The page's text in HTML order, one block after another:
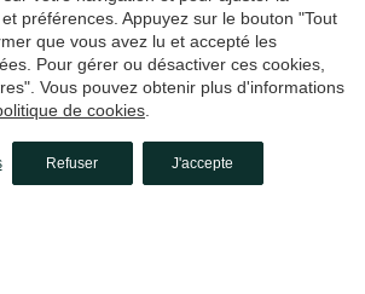
préférences. Appuyez sur le bouton "Tout
que vous avez lu et accepté les
Pour gérer ou désactiver ces cookies,
Vous pouvez obtenir plus d'informations
de cookies
Refuser J'accepte